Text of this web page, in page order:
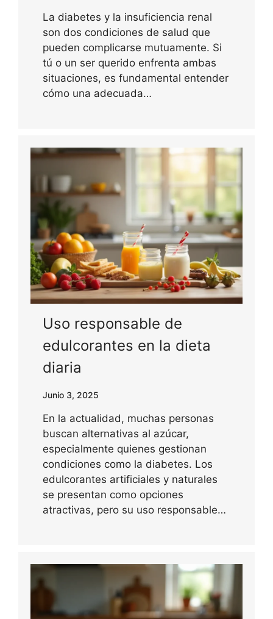
La diabetes y la insuficiencia renal
son dos condiciones de salud que
pueden complicarse mutuamente. Si
tú o un ser querido enfrenta ambas
situaciones, es fundamental entender
cómo una adecuada…
Uso responsable de
edulcorantes en la dieta
diaria
Junio 3, 2025
En la actualidad, muchas personas
buscan alternativas al azúcar,
especialmente quienes gestionan
condiciones como la diabetes. Los
edulcorantes artificiales y naturales
se presentan como opciones
atractivas, pero su uso responsable…